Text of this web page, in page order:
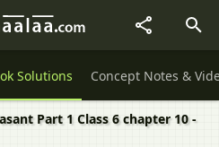
Solutions Concept Notes &
Part 1 Class 6 chapter 10 -